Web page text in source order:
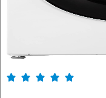
    